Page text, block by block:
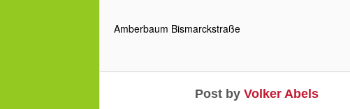
Amberbaum Bismarckstraße
Post by Volker Abels